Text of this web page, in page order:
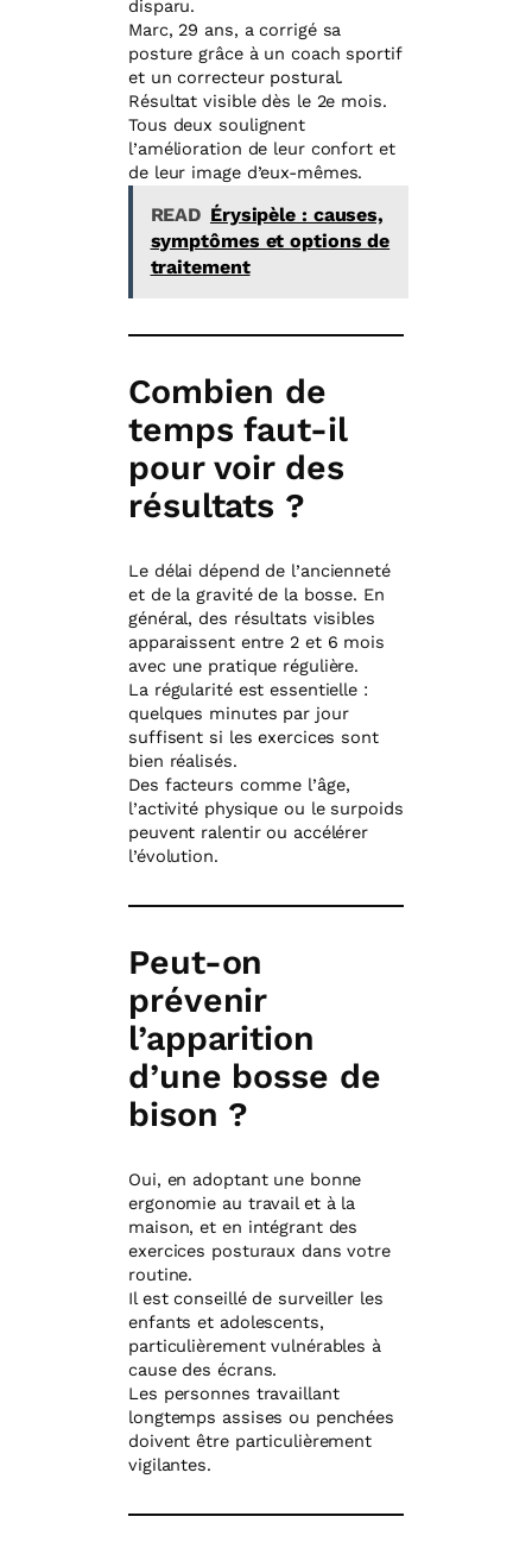
disparu.
Marc, 29 ans, a corrigé sa
posture grâce à un coach sportif
et un correcteur postural.
Résultat visible dès le 2e mois.
Tous deux soulignent
l’amélioration de leur confort et
de leur image d’eux-mêmes.
READ Érysipèle : causes,
symptômes et options de
traitement
Combien de
temps faut-il
pour voir des
résultats ?
Le délai dépend de l’ancienneté
et de la gravité de la bosse. En
général, des résultats visibles
apparaissent entre 2 et 6 mois
avec une pratique régulière.
La régularité est essentielle :
quelques minutes par jour
suffisent si les exercices sont
bien réalisés.
Des facteurs comme l’âge,
l’activité physique ou le surpoids
peuvent ralentir ou accélérer
l’évolution.
Peut-on
prévenir
l’apparition
d’une bosse de
bison ?
Oui, en adoptant une bonne
ergonomie au travail et à la
maison, et en intégrant des
exercices posturaux dans votre
routine.
Il est conseillé de surveiller les
enfants et adolescents,
particulièrement vulnérables à
cause des écrans.
Les personnes travaillant
longtemps assises ou penchées
doivent être particulièrement
vigilantes.